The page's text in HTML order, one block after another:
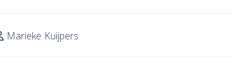
Marieke Kuijpers